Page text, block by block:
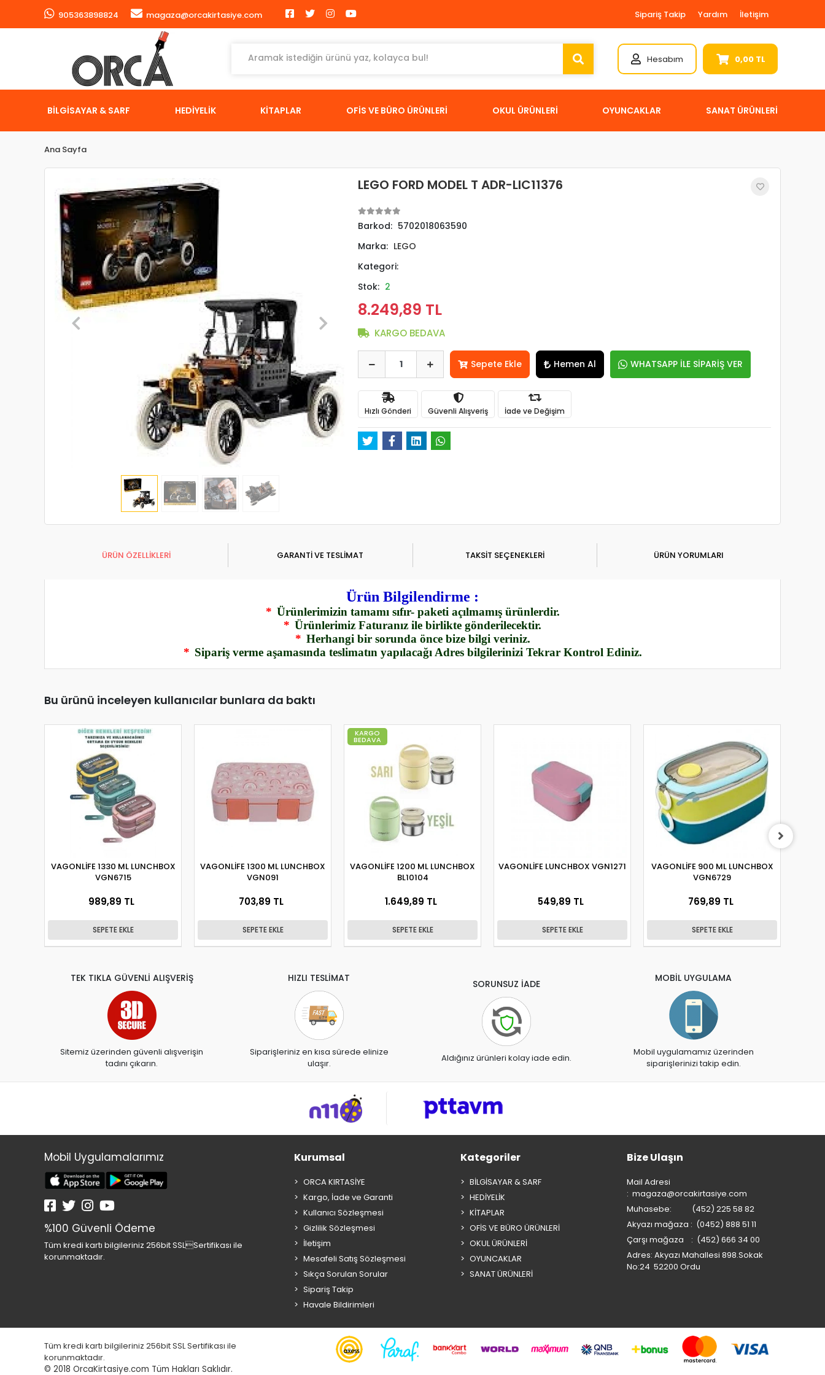
905363898824 magaza@orcakirtasiye.com Sipariş Takip Yardım İletişim
Hesabım 0,00 TL
BİLGİSAYAR & SARF HEDİYELİK KİTAPLAR OFİS VE BÜRO ÜRÜNLERİ OKUL ÜRÜNLERİ OYUNCAKLAR SANAT ÜRÜNLERİ
Ana Sayfa
LEGO FORD MODEL T ADR-LIC11376
Barkod: 5702018063590
Marka: LEGO
Kategori:
Stok: 2
8.249,89 TL
KARGO BEDAVA
Sepete Ekle Hemen Al WHATSAPP İLE SİPARİŞ VER
Hızlı Gönderi Güvenli Alışveriş İade ve Değişim
ÜRÜN ÖZELLİKLERİ GARANTİ VE TESLİMAT TAKSİT SEÇENEKLERİ ÜRÜN YORUMLARI
Ürün Bilgilendirme :
* Ürünlerimizin tamamı sıfır- paketi açılmamış ürünlerdir.
* Ürünlerimiz Faturanız ile birlikte gönderilecektir.
* Herhangi bir sorunda önce bize bilgi veriniz.
* Sipariş verme aşamasında teslimatın yapılacağı Adres bilgilerinizi Tekrar Kontrol Ediniz.
Bu ürünü inceleyen kullanıcılar bunlara da baktı
VAGONLİFE 1330 ML LUNCHBOX
VGN6715
989,89 TL
SEPETE EKLE
VAGONLİFE 1300 ML LUNCHBOX
VGN091
703,89 TL
SEPETE EKLE
KARGO
BEDAVA
VAGONLİFE 1200 ML LUNCHBOX
BL10104
1.649,89 TL
SEPETE EKLE
VAGONLİFE LUNCHBOX VGN1271
549,89 TL
SEPETE EKLE
VAGONLİFE 900 ML LUNCHBOX
VGN6729
769,89 TL
SEPETE EKLE
TEK TIKLA GÜVENLİ ALIŞVERİŞ
Sitemiz üzerinden güvenli alışverişin
tadını çıkarın.
HIZLI TESLİMAT
Siparişleriniz en kısa sürede elinize
ulaşır.
SORUNSUZ İADE
Aldığınız ürünleri kolay iade edin.
MOBİL UYGULAMA
Mobil uygulamamız üzerinden
siparişlerinizi takip edin.
Mobil Uygulamalarımız
%100 Güvenli Ödeme
Tüm kredi kartı bilgileriniz 256bit SSLSertifikası ile
korunmaktadır.
Kurumsal
ORCA KIRTASİYE
Kargo, İade ve Garanti
Kullanıcı Sözleşmesi
Gizlilik Sözleşmesi
İletişim
Mesafeli Satış Sözleşmesi
Sıkça Sorulan Sorular
Sipariş Takip
Havale Bildirimleri
Kategoriler
BİLGİSAYAR & SARF
HEDİYELİK
KİTAPLAR
OFİS VE BÜRO ÜRÜNLERİ
OKUL ÜRÜNLERİ
OYUNCAKLAR
SANAT ÜRÜNLERİ
Bize Ulaşın
Mail Adresi
: magaza@orcakirtasiye.com
Muhasebe: (452) 225 58 82
Akyazı mağaza : (0452) 888 51 11
Çarşı mağaza : (452) 666 34 00
Adres: Akyazı Mahallesi 898.Sokak
No:24 52200 Ordu
Tüm kredi kartı bilgileriniz 256bit SSL Sertifikası ile
korunmaktadır.
© 2018 OrcaKirtasiye.com Tüm Hakları Saklıdır.